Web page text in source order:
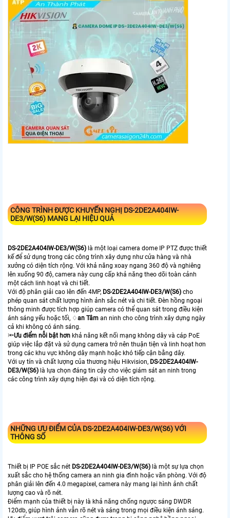
CÔNG TRÌNH ĐƯỢC KHUYẾN NGHỊDS-2DE2A404IW-
DE3/W(S6)MANG LẠI HIỆU QUẢ
DS-2DE2A404IW-DE3/W(S6) là một loại camera dome IP PTZ được thiết
kế để sử dụng trong các công trình xây dựng như cửa hàng và nhà
xưởng có diện tích rộng. Với khả năng xoay ngang 360 độ và nghiêng
lên xuống 90 độ, camera này cung cấp khả năng theo dõi toàn cảnh
một cách linh hoạt và chi tiết.
Với độ phân giải cao lên đến 4MP, DS-2DE2A404IW-DE3/W(S6) cho
phép quan sát chất lượng hình ảnh sắc nét và chi tiết. Đèn hồng ngoại
thông minh được tích hợp giúp camera có thể quan sát trong điều kiện
ánh sáng yếu hoặc tối, ♢an Tâm an ninh cho công trình xây dựng ngày
cả khi không có ánh sáng.
🔦Ưu điểm nỗi bật hơn khả năng kết nối mạng không dây và cáp PoE
giúp việc lắp đặt và sử dụng camera trở nên thuận tiện và linh hoạt hơn
trong các khu vực không dây mạnh hoặc khó tiếp cận bằng dây.
Với uy tín và chất lượng của thương hiệu Hikvision, DS-2DE2A404IW-
DE3/W(S6) là lựa chọn đáng tin cậy cho việc giám sát an ninh trong
các công trình xây dựng hiện đại và có diện tích rộng.
NHỮNG ƯU ĐIỂM CỦADS-2DE2A404IW-DE3/W(S6)VỚI
THÔNG SỐ
Thiết bị IP POE sắc nét DS-2DE2A404IW-DE3/W(S6) là một sự lựa chọn
xuất sắc cho hệ thống camera an ninh gia đình hoặc văn phòng. Với độ
phân giải lên đến 4.0 megapixel, camera này mang lại hình ảnh chất
lượng cao và rõ nét.
Điểm mạnh của thiết bị này là khả năng chống ngược sáng DWDR
120db, giúp hình ảnh vẫn rõ nét và sáng trong mọi điều kiện ánh sáng.